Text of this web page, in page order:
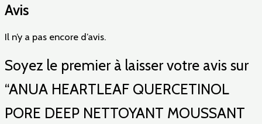
Avis
Il n’y a pas encore d’avis.
Soyez le premier à laisser votre avis sur
“ANUA HEARTLEAF QUERCETINOL
PORE DEEP NETTOYANT MOUSSANT